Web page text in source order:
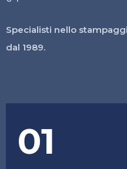
Specialisti nello
dal 1989.
01